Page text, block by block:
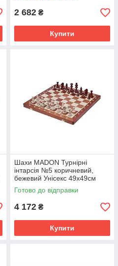
2 682 ₴
Купити
Шахи MADON Турнірні
інтарсія №5 коричневий,
бежевий Унісекс 49х49см
MD95
Готово до відправки
4 172 ₴
Купити